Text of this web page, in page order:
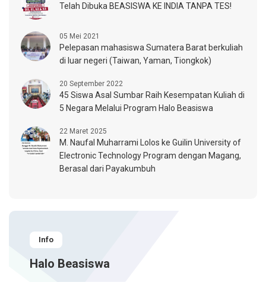
Telah Dibuka BEASISWA KE INDIA TANPA TES!
05 Mei 2021
Pelepasan mahasiswa Sumatera Barat berkuliah
di luar negeri (Taiwan, Yaman, Tiongkok)
20 September 2022
45 Siswa Asal Sumbar Raih Kesempatan Kuliah di
5 Negara Melalui Program Halo Beasiswa
22 Maret 2025
M. Naufal Muharrami Lolos ke Guilin University of
Electronic Technology Program dengan Magang,
Berasal dari Payakumbuh
Info
Halo Beasiswa